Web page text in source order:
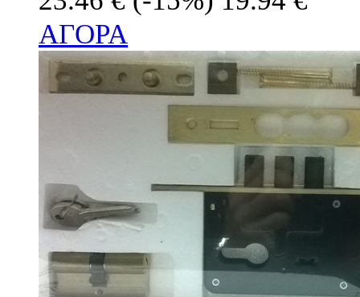
ΑΓΟΡΑ